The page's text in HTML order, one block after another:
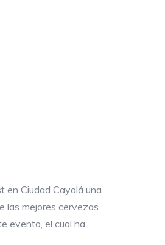
en Ciudad Cayalá una
las mejores cervezas
evento, el cual ha